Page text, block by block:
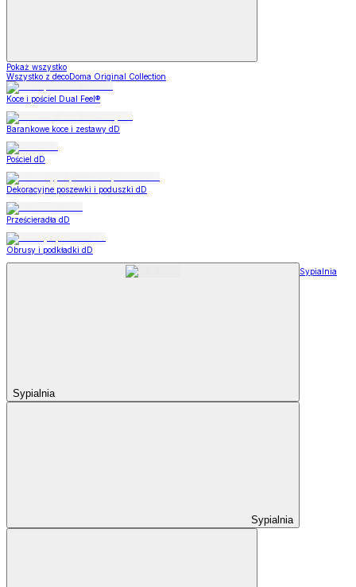
Pokaż wszystko
Wszystko z decoDoma Original Collection
Koce i pościel Dual Feel®
Barankowe koce i zestawy dD
Pościel dD
Dekoracyjne poszewki i poduszki dD
Prześcieradła dD
Obrusy i podkładki dD
Sypialnia
Sypialnia
Sypialnia